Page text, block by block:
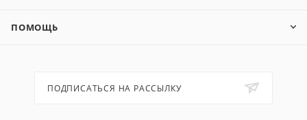
ПОМОЩЬ
ПОДПИСАТЬСЯ НА РАССЫЛКУ